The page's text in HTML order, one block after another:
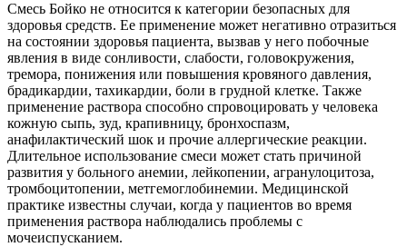
Смесь Бойко не относится к категории безопасных для
здоровья средств. Ее применение может негативно отразиться
на состоянии здоровья пациента, вызвав у него побочные
явления в виде сонливости, слабости, головокружения,
тремора, понижения или повышения кровяного давления,
брадикардии, тахикардии, боли в грудной клетке. Также
применение раствора способно спровоцировать у человека
кожную сыпь, зуд, крапивницу, бронхоспазм,
анафилактический шок и прочие аллергические реакции.
Длительное использование смеси может стать причиной
развития у больного анемии, лейкопении, агранулоцитоза,
тромбоцитопении, метгемоглобинемии. Медицинской
практике известны случаи, когда у пациентов во время
применения раствора наблюдались проблемы с
мочеиспусканием.